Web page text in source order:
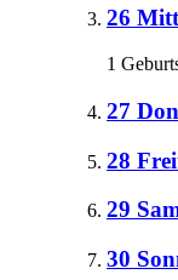
26
1
27
28
29
30